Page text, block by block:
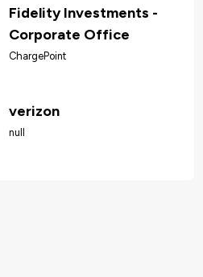
Fidelity Investments -
Corporate Office
ChargePoint
verizon
null